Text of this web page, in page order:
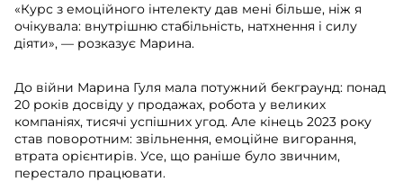
«Курс з емоційного інтелекту дав мені більше, ніж я
очікувала: внутрішню стабільність, натхнення і силу
діяти», — розказує Марина.
До війни Марина Гуля мала потужний бекграунд: понад
20 років досвіду у продажах, робота у великих
компаніях, тисячі успішних угод. Але кінець 2023 року
став поворотним: звільнення, емоційне вигорання,
втрата орієнтирів. Усе, що раніше було звичним,
перестало працювати.